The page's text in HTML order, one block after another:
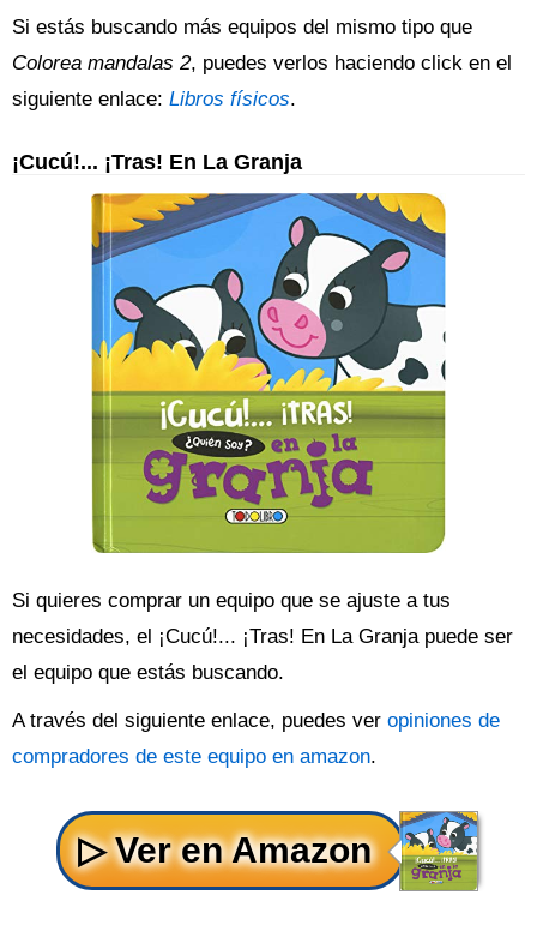
Si estás buscando más equipos del mismo tipo que
Colorea mandalas 2, puedes verlos haciendo click en el
siguiente enlace: Libros físicos.
¡Cucú!... ¡Tras! En La Granja
Si quieres comprar un equipo que se ajuste a tus
necesidades, el ¡Cucú!... ¡Tras! En La Granja puede ser
el equipo que estás buscando.
A través del siguiente enlace, puedes ver opiniones de
compradores de este equipo en amazon.